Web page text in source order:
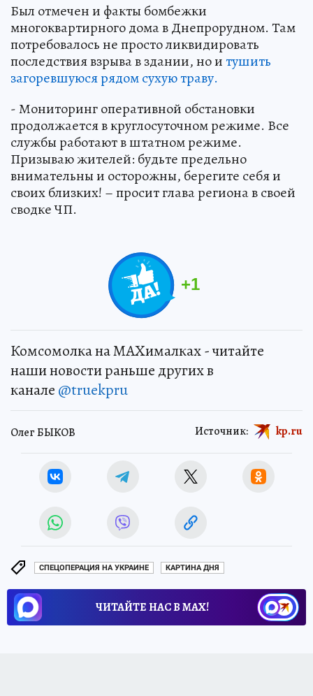
Был отмечен и факты бомбежки
многоквартирного дома в Днепрорудном. Там
потребовалось не просто ликвидировать
последствия взрыва в здании, но итушить
загоревшуюся рядом сухую траву.
- Мониторинг оперативной обстановки
продолжается в круглосуточном режиме. Все
службы работают в штатном режиме.
Призываю жителей: будьте предельно
внимательны и осторожны, берегите себя и
своих близких! – просит глава региона в своей
сводке ЧП.
+1
Комсомолка на MAXималках - читайте
наши новости раньше других в
канале @truekpru
Олег БЫКОВ Источник: kp.ru
СПЕЦОПЕРАЦИЯ НА УКРАИНЕ КАРТИНА ДНЯ
ЧИТАЙТЕ НАС В МАХ!